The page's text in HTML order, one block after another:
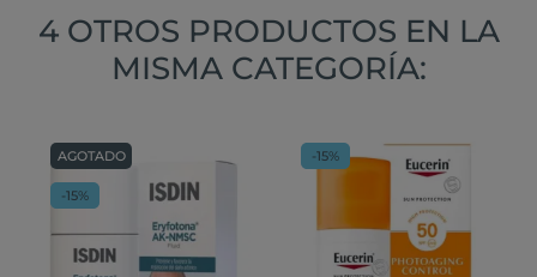
4 OTROS PRODUCTOS EN LA
MISMA CATEGORÍA:
AGOTADO
-15%
-15%